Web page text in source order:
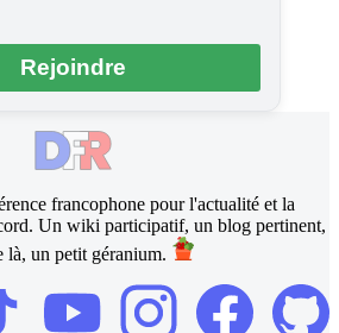
Rejoindre
francophone pour l'actualité et la
Un wiki participatif, un blog pertinent,
là, un petit géranium.